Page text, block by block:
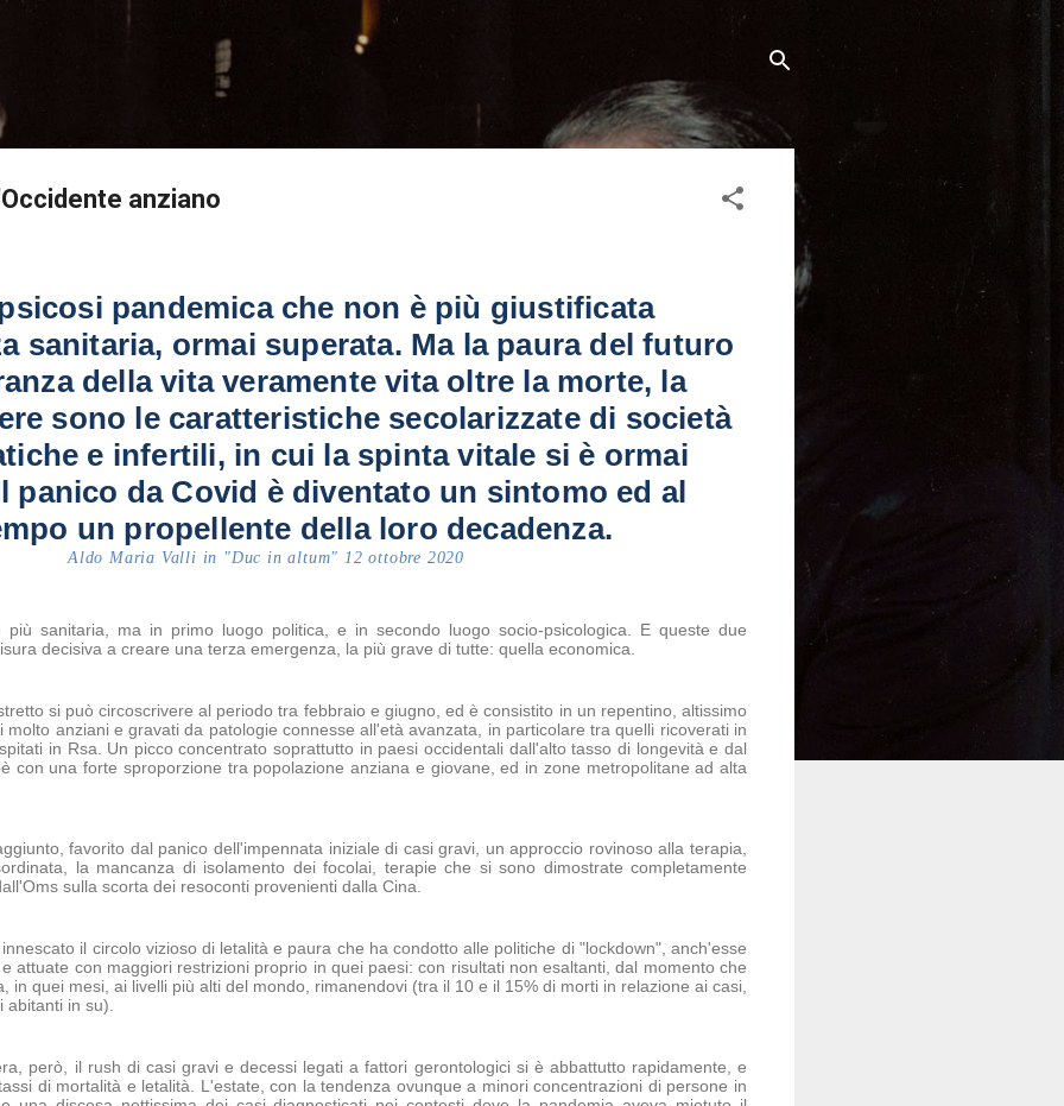
Passa ai contenuti principali
anziano
pandemica che non è più giustificata
sanitaria, ormai superata. Ma la paura del futuro
della vita veramente vita oltre la morte, la
sono le caratteristiche secolarizzate di società
e infertili, in cui la spinta vitale si è ormai
panico da Covid è diventato un sintomo ed al
un propellente della loro decadenza.
Aldo Maria Valli in "Duc in altum" 12 ottobre 2020
più sanitaria, ma in primo luogo politica, e in secondo luogo socio-psicologica. E queste due
decisiva a creare una terza emergenza, la più grave di tutte: quella economica.
si può circoscrivere al periodo tra febbraio e giugno, ed è consistito in un repentino, altissimo
molto anziani e gravati da patologie connesse all'età avanzata, in particolare tra quelli ricoverati in
in Rsa. Un picco concentrato soprattutto in paesi occidentali dall'alto tasso di longevità e dal
con una forte sproporzione tra popolazione anziana e giovane, ed in zone metropolitane ad alta
favorito dal panico dell'impennata iniziale di casi gravi, un approccio rovinoso alla terapia,
la mancanza di isolamento dei focolai, terapie che si sono dimostrate completamente
sulla scorta dei resoconti provenienti dalla Cina.
il circolo vizioso di letalità e paura che ha condotto alle politiche di "lockdown", anch'esse
attuate con maggiori restrizioni proprio in quei paesi: con risultati non esaltanti, dal momento che
in quei mesi, ai livelli più alti del mondo, rimanendovi (tra il 10 e il 15% di morti in relazione ai casi,
abitanti in su).
però, il rush di casi gravi e decessi legati a fattori gerontologici si è abbattutto rapidamente, e
di mortalità e letalità. L'estate, con la tendenza ovunque a minori concentrazioni di persone in